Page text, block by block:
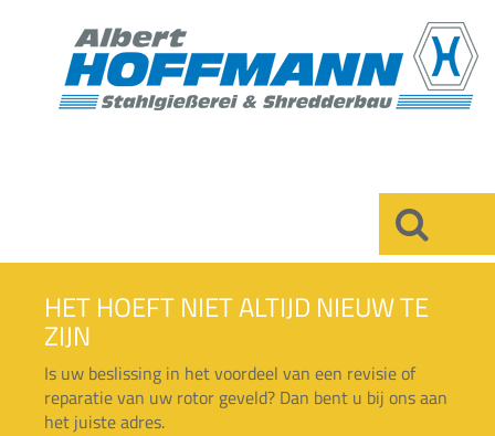
HET HOEFT NIET ALTIJD NIEUW TE
ZIJN
Is uw beslissing in het voordeel van een revisie of
reparatie van uw rotor geveld? Dan bent u bij ons aan
het juiste adres.